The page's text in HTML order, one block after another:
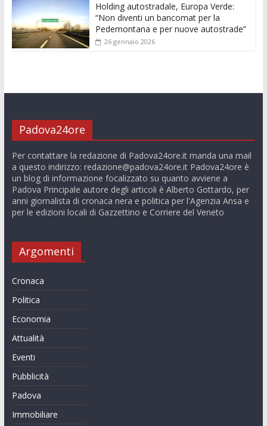
Holding autostradale, Europa Verde:
“Non diventi un bancomat per la
Pedemontana e per nuove autostrade”
26 gennaio 2026
Padova24ore
Per contattare la redazione di Padova24ore.it manda una mail
a questo indirizzo: redazione@padova24ore.itPadova24ore è
un blog di informazione focalizzato su quanto avviene a
Padova Principale autore degli articoli è Alberto Gottardo, per
anni giornalista di cronaca nera e politica per l'Agenzia Ansa e
per le edizioni locali di Gazzettino e Corriere del Veneto
Argomenti
Cronaca
Politica
Economia
Attualità
Eventi
Pubblicità
Padova
Immobiliare